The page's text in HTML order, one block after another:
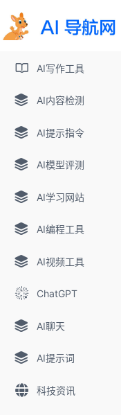
AI写作工具
AI内容检测
AI提示指令
AI模型评测
AI学习网站
AI编程工具
AI视频工具
ChatGPT
AI聊天
AI提示词
科技资讯